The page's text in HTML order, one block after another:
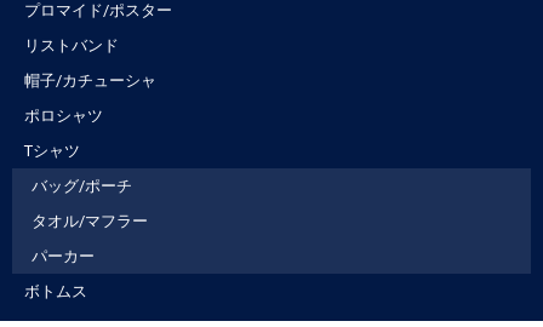
プロマイド/ポスター
リストバンド
帽子/カチューシャ
ポロシャツ
Tシャツ
バッグ/ポーチ
タオル/マフラー
パーカー
ボトムス